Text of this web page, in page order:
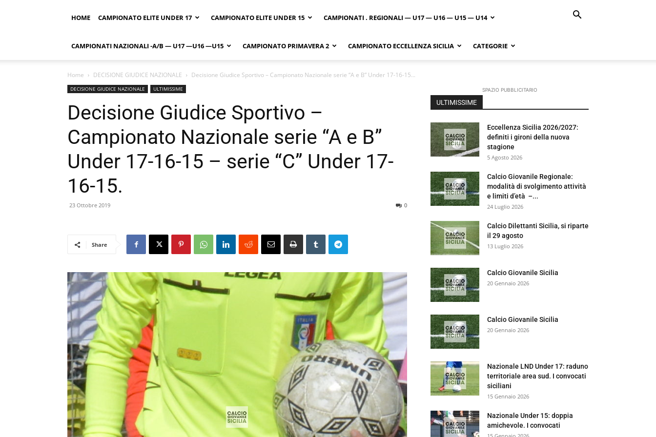
HOME CAMPIONATO ELITE UNDER 17 CAMPIONATO ELITE UNDER 15 CAMPIONATI . REGIONALI — U17 — U16 — U15 — U14
CAMPIONATI NAZIONALI -A/B — U17 —U16 —U15 CAMPIONATO PRIMAVERA 2 CAMPIONATO ECCELLENZA SICILIA CATEGORIE
Home DECISIONE GIUDICE NAZIONALE Decisione Giudice Sportivo – Campionato Nazionale serie “A e B” Under 17-16-15...
DECISIONE GIUDICE NAZIONALE ULTIMISSIME
Decisione Giudice Sportivo –
Campionato Nazionale serie “A e B”
Under 17-16-15 – serie “C” Under 17-
16-15.
23 Ottobre 2019 0
Share
SPAZIO PUBBLICITARIO
ULTIMISSIME
Eccellenza Sicilia 2026/2027:
definiti i gironi della nuova
stagione
5 Agosto 2026
Calcio Giovanile Regionale:
modalità di svolgimento attività
e limiti d’età –...
24 Luglio 2026
Calcio Dilettanti Sicilia, si riparte
il 29 agosto
13 Luglio 2026
Calcio Giovanile Sicilia
20 Gennaio 2026
Calcio Giovanile Sicilia
20 Gennaio 2026
Nazionale LND Under 17: raduno
territoriale area sud. I convocati
siciliani
15 Gennaio 2026
Nazionale Under 15: doppia
amichevole. I convocati